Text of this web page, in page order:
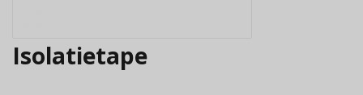
Isolatietape